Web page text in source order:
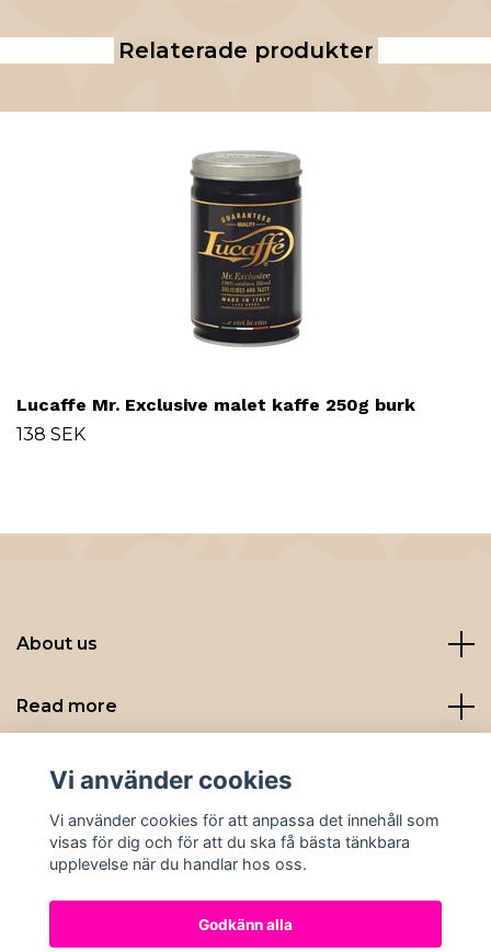
Relaterade produkter
Lucaffe Mr. Exclusive malet kaffe 250g burk
138 SEK
About us
Read more
Sociala medier
Vi använder cookies
Vi använder cookies för att anpassa det innehåll som
visas för dig och för att du ska få bästa tänkbara
upplevelse när du handlar hos oss.
Godkänn alla